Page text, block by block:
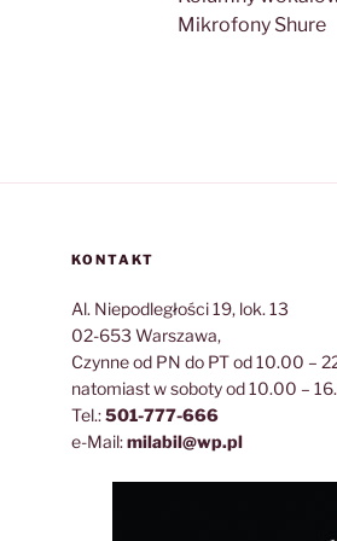
Mikrofony Shure
KONTAKT
Al. Niepodległości 19, lok. 13
02-653 Warszawa,
Czynne od PN do PT od 10.00 –
natomiast w soboty od 10.00 –
Tel.:501-777-666
e-Mail:milabil@wp.pl